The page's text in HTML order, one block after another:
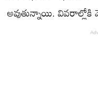
అవుతున్నాయి. వివరాల్లోకి